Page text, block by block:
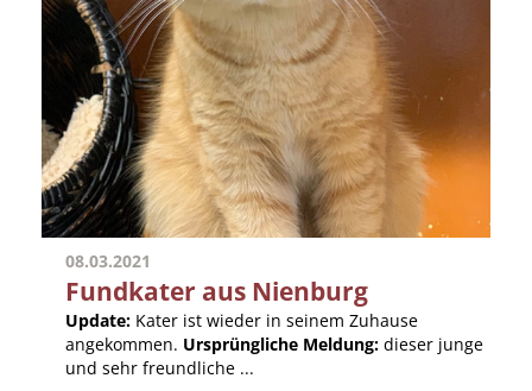
08.03.2021
Fundkater aus Nienburg
Update: Kater ist wieder in seinem Zuhause
angekommen. Ursprüngliche Meldung: dieser junge
und sehr freundliche ...